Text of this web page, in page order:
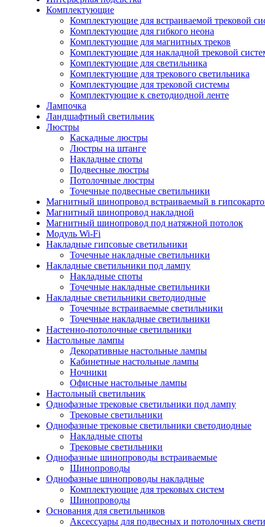
Комплектующие
Комплектующие для встраиваемой трековой
Комплектующие для гибкого неона
Комплектующие для магнитных треков
Комплектующие для накладной трековой
Комплектующие для светильника
Комплектующие для трекового светильника
Комплектующие для трековой системы
Комплектующие к светодиодной ленте
Лампочка
Ландшафтный светильник
Люстры
Каскадные люстры
Люстры на штанге
Накладные споты
Подвесные люстры
Потолочные люстры
Точечные подвесные светильники
Магнитный шинопровод встраиваемый в
Магнитный шинопровод накладной
Магнитный шинопровод под натяжной потолок
Модуль Wi-Fi
Накладные гипсовые светильники
Точечные накладные светильники
Накладные светильники под лампу
Накладные споты
Точечные накладные светильники
Накладные светильники светодиодные
Точечные встраиваемые светильники
Точечные накладные светильники
Настенно-потолочные светильники
Настольные лампы
Декоративные настольные лампы
Кабинетные настольные лампы
Ночники
Офисные настольные лампы
Настольный светильник
Однофазные трековые светильники под лампу
Трековые светильники
Однофазные трековые светильники светодиодные
Накладные споты
Трековые светильники
Однофазные шинопроводы встраиваемые
Шинопроводы
Однофазные шинопроводы накладные
Комплектующие для трековых систем
Шинопроводы
Основания для светильников
Аксессуары для подвесных и потолочных